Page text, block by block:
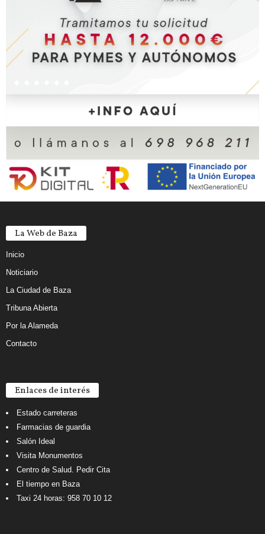
La Web de Baza
Inicio
Noticiario
La Ciudad de Baza
Tribuna Abierta
Por la Alameda
Contacto
Enlaces de interés
Estado carreteras
Farmacias de guardia
Salón Ideal
Visita Monumentos
Centro de Salud. Pedir Cita
El tiempo en Baza
Taxi 24 horas: 958 70 10 12